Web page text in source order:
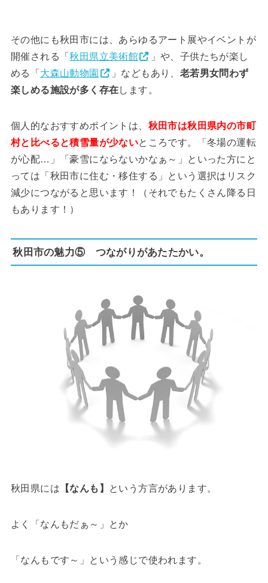
その他にも秋田市には、あらゆるアート展やイベントが
開催される「秋田県立美術館
」や、子供たちが楽し
める「 大森山動物園 」などもあり、 老若男女問わず
楽しめる施設が多く存在します。
個人的なおすすめポイントは、 秋田市は秋田県内の市町
村と比べると積雪量が少ないところです。「冬場の運転
が心配…」「豪雪にならないかなぁ～」といった方にと
っては「秋田市に住む・移住する」という選択はリスク
減少につながると思います！（それでもたくさん降る日
もあります！）
秋田市の魅力⑤ つながりがあたたかい。
秋田県には 【なんも】 という方言があります。
よく「なんもだぁ～」とか
「なんもです～」という感じで使われます。